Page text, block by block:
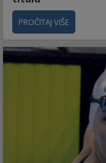
PROČITAJ VIŠE